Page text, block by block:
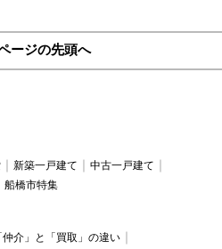
ージの先頭へ
新築一戸建て
中古一戸建て
船橋市特集
仲介」と「買取」の違い